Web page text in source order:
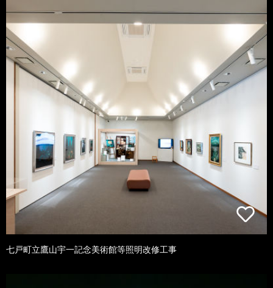
七戸町立鷹山宇一記念美術館等照明改修工事